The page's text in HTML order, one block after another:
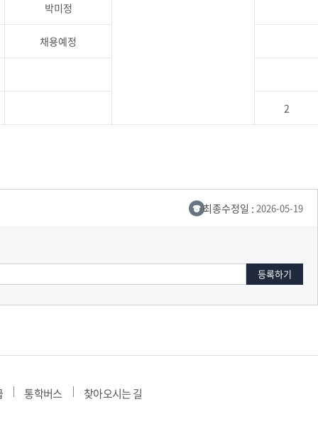
박미정
채용예정
2
최종수정일 : 2026-05-19
통학버스 찾아오시는 길